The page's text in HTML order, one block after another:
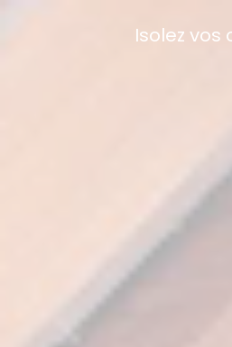
Isolez vos